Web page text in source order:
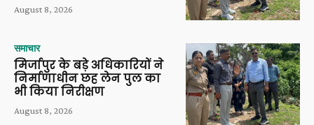
August 8, 2026
समाचार
मिर्जापुर के बड़े अधिकारियों ने
निर्माणाधीन छह लेन पुल का
भी किया निरीक्षण
August 8, 2026